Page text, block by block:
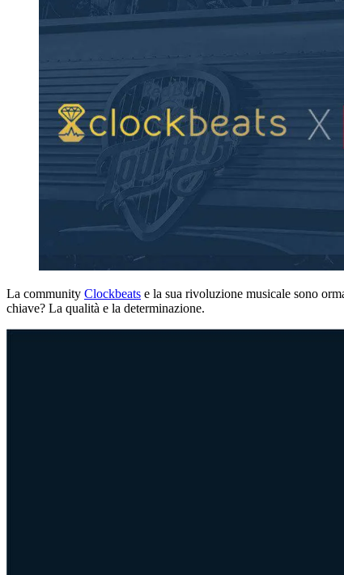
La community Clockbeats e la sua rivoluzione musicale sono
chiave? La qualità e la determinazione.